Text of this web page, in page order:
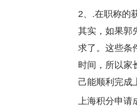
2、.在职称的
其实，如果郭
求了。这些条
时间，所以家
己能顺利完成
上海积分申请